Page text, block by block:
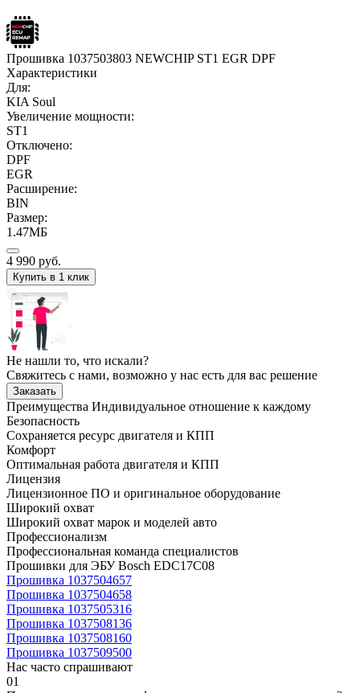
Прошивка 1037503803 NEWCHIP ST1 EGR DPF
Характеристики
Для:
KIA Soul
Увеличение мощности:
ST1
Отключено:
DPF
EGR
Расширение:
BIN
Размер:
1.47МБ
4 990 руб.
Купить в 1 клик
Не нашли то, что искали?
Свяжитесь с нами, возможно у нас есть для вас решение
Заказать
Преимущества Индивидуальное отношение к каждому
Безопасность
Сохраняется ресурс двигателя и КПП
Комфорт
Оптимальная работа двигателя и КПП
Лицензия
Лицензионное ПО и оригинальное оборудование
Широкий охват
Широкий охват марок и моделей авто
Профессионализм
Профессиональная команда специалистов
Прошивки для ЭБУ Bosch EDC17C08
Прошивка 1037504657
Прошивка 1037504658
Прошивка 1037505316
Прошивка 1037508136
Прошивка 1037508160
Прошивка 1037509500
Нас часто спрашивают
01